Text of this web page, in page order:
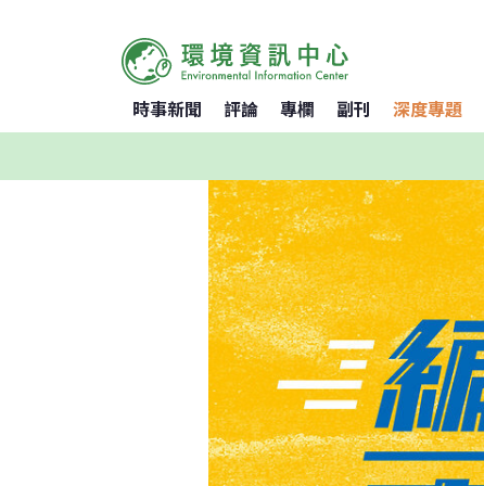
時事新聞 評論 專欄 副刊 深度專題